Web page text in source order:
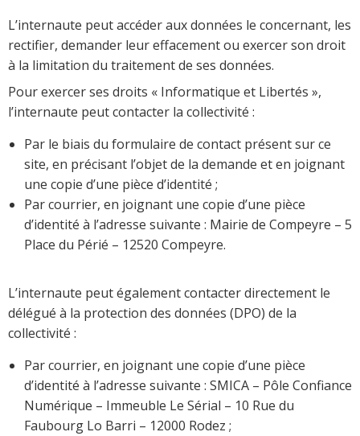
L’internaute peut accéder aux données le concernant, les
rectifier, demander leur effacement ou exercer son droit
à la limitation du traitement de ses données.
Pour exercer ses droits « Informatique et Libertés »,
l’internaute peut contacter la collectivité :
Par le biais du formulaire de contact présent sur ce
site, en précisant l’objet de la demande et en joignant
une copie d’une pièce d’identité ;
Par courrier, en joignant une copie d’une pièce
d’identité à l’adresse suivante : Mairie de Compeyre – 5
Place du Périé – 12520 Compeyre.
L’internaute peut également contacter directement le
délégué à la protection des données (DPO) de la
collectivité :
Par courrier, en joignant une copie d’une pièce
d’identité à l’adresse suivante : SMICA – Pôle Confiance
Numérique – Immeuble Le Sérial – 10 Rue du
Faubourg Lo Barri – 12000 Rodez ;